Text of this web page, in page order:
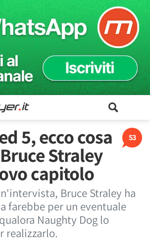
53
5, ecco cosa
Straley
capitolo
Bruce Straley ha
farebbe per un eventuale
Naughty Dog lo
realizzarlo.